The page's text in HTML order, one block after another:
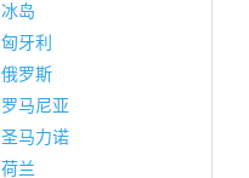
冰岛
匈牙利
俄罗斯
罗马尼亚
圣马力诺
荷兰